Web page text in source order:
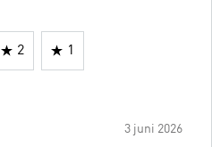
2 1
3 juni 2026